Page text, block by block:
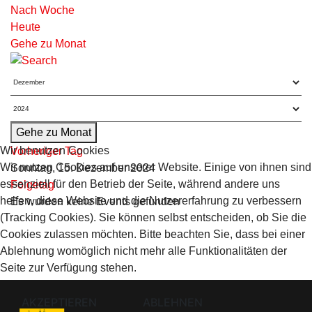
Nach Woche
Heute
Gehe zu Monat
Gehe zu Monat
Vorheriger Tag
Sonntag, 15. Dezember 2024
Folgetag
Es wurden keine Events gefunden
Wir benutzen Cookies
Wir nutzen Cookies auf unserer Website. Einige von ihnen sind
essenziell für den Betrieb der Seite, während andere uns
helfen, diese Website und die Nutzererfahrung zu verbessern
(Tracking Cookies). Sie können selbst entscheiden, ob Sie die
Cookies zulassen möchten. Bitte beachten Sie, dass bei einer
Ablehnung womöglich nicht mehr alle Funktionalitäten der
Seite zur Verfügung stehen.